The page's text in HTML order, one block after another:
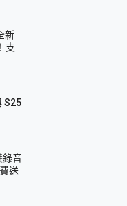
新
支
S25
錄音
送